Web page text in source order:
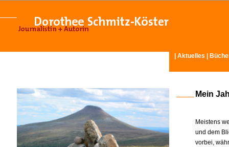
Aktuelles
Mein
Meistens
und dem
vorbei,